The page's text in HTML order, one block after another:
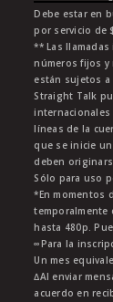
Debe estar en
por servicio de
** Las
números fijos y
están sujetos a
Straight Talk
internacionales
líneas de la
que se inicie
deben
Sólo para uso
*En momentos
temporalmente
hasta 480p.
∞Para la
Un mes
∆Al enviar
acuerdo en